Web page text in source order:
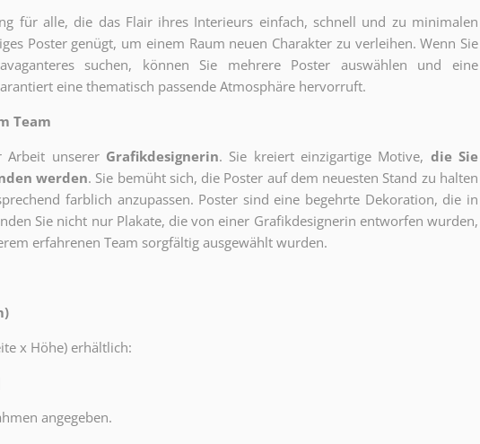
für alle, die das Flair ihres Interieurs einfach, schnell und zu minimalen
Poster genügt, um einem Raum neuen Charakter zu verleihen. Wenn Sie
suchen, können Sie mehrere Poster auswählen und eine
eine thematisch passende Atmosphäre hervorruft.
Team
Arbeit unserer Grafikdesignerin. Sie kreiert einzigartige Motive, die Sie
werden. Sie bemüht sich, die Poster auf dem neuesten Stand zu halten
farblich anzupassen. Poster sind eine begehrte Dekoration, die in
Sie nicht nur Plakate, die von einer Grafikdesignerin entworfen wurden,
erfahrenen Team sorgfältig ausgewählt wurden.
x Höhe) erhältlich:
angegeben.